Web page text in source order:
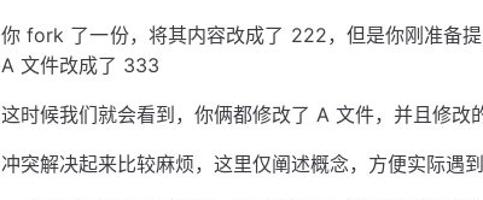
你 fork 了一份，将其内容改成了 222，但是你刚准备
A 文件改成了 333
这时候我们就会看到，你俩都修改了 A 文件，并且修改
冲突解决起来比较麻烦，这里仅阐述概念，方便实际遇